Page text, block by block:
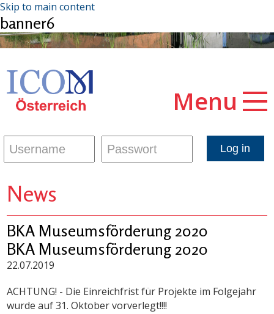
Skip to main content
banner6
Menu
News
BKA Museumsförderung 2020
BKA Museumsförderung 2020
22.07.2019
ACHTUNG! - Die Einreichfrist für Projekte im Folgejahr
wurde auf 31. Oktober vorverlegt!!!!